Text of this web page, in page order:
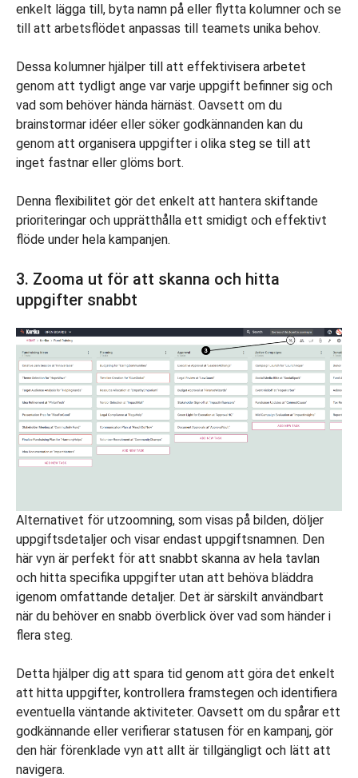
enkelt lägga till, byta namn på eller flytta kolumner och se
till att arbetsflödet anpassas till teamets unika behov.
Dessa kolumner hjälper till att effektivisera arbetet
genom att tydligt ange var varje uppgift befinner sig och
vad som behöver hända härnäst. Oavsett om du
brainstormar idéer eller söker godkännanden kan du
genom att organisera uppgifter i olika steg se till att
inget fastnar eller glöms bort.
Denna flexibilitet gör det enkelt att hantera skiftande
prioriteringar och upprätthålla ett smidigt och effektivt
flöde under hela kampanjen.
3. Zooma ut för att skanna och hitta
uppgifter snabbt
Alternativet för utzoomning, som visas på bilden, döljer
uppgiftsdetaljer och visar endast uppgiftsnamnen. Den
här vyn är perfekt för att snabbt skanna av hela tavlan
och hitta specifika uppgifter utan att behöva bläddra
igenom omfattande detaljer. Det är särskilt användbart
när du behöver en snabb överblick över vad som händer i
flera steg.
Detta hjälper dig att spara tid genom att göra det enkelt
att hitta uppgifter, kontrollera framstegen och identifiera
eventuella väntande aktiviteter. Oavsett om du spårar ett
godkännande eller verifierar statusen för en kampanj, gör
den här förenklade vyn att allt är tillgängligt och lätt att
navigera.